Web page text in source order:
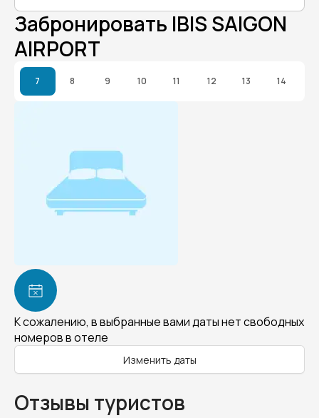
Забронировать IBIS SAIGON
AIRPORT
7 8 9 10 11 12 13 14
К сожалению, в выбранные вами даты нет свободных
номеров в отеле
Изменить даты
Отзывы туристов